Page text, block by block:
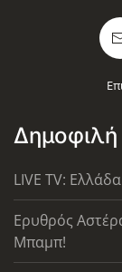
LIVE TV:
Ερυθρός
Μπαμπ!